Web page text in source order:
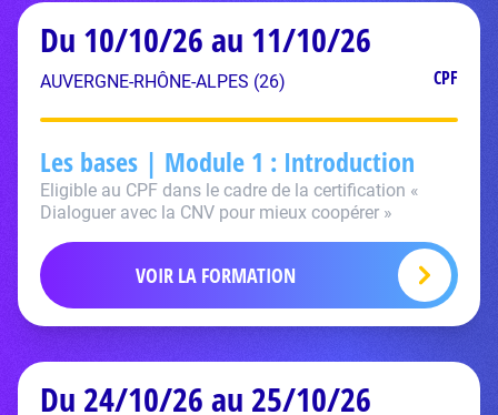
Du 10/10/26 au 11/10/26
AUVERGNE-RHÔNE-ALPES (26) CPF
Les bases | Module 1 : Introduction
Eligible au CPF dans le cadre de la certification «
Dialoguer avec la CNV pour mieux coopérer »
VOIR LA FORMATION
Du 24/10/26 au 25/10/26